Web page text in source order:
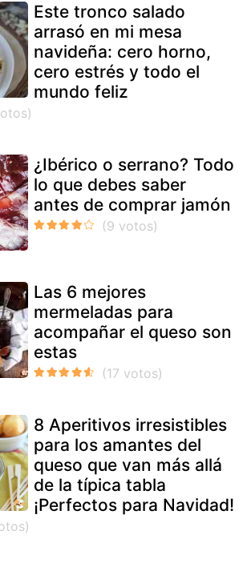
Este tronco salado
arrasó en mi mesa
navideña: cero horno,
cero estrés y todo el
mundo feliz
¿Ibérico o serrano? Todo
lo que debes saber
antes de comprar jamón
Las 6 mejores
mermeladas para
acompañar el queso son
estas
8 Aperitivos irresistibles
para los amantes del
queso que van más allá
de la típica tabla
¡Perfectos para Navidad!